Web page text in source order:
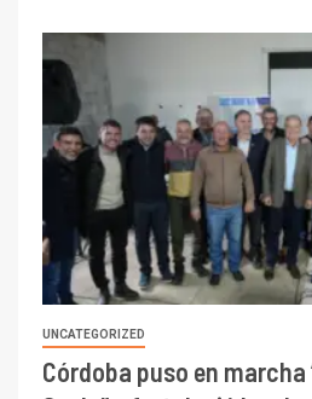
UNCATEGORIZED
Córdoba puso en marcha